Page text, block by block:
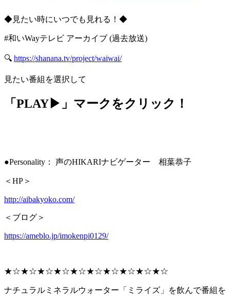
◆見たい時にいつでも見れる！◆
#和いWayテレビ アーカイブ (過去放送)
🔍 https://shanana.tv/project/waiwai/
見たい番組を選択して
「PLAY▶」マークをクリック！
●Personality： 声のHIKARIナビゲーター 相葉恭子
＜HP＞
http://aibakyoko.com/
＜ブログ＞
https://ameblo.jp/imokenpi0129/
★☆★☆★☆★☆★☆★☆★☆★☆★☆★☆
ナチュラルミネラルウォーター「ミライズ」を飲んで番組を